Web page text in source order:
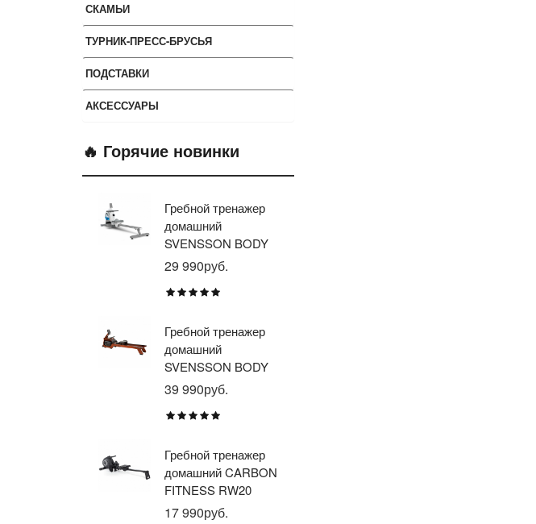
СКАМЬИ
ТУРНИК-ПРЕСС-БРУСЬЯ
ПОДСТАВКИ
АКСЕССУАРЫ
🔥 Горячие новинки
Гребной тренажер
домашний
SVENSSON BODY
LABS WHEELO
29 990руб.
Гребной тренажер
домашний
SVENSSON BODY
LABS WAVERUN
39 990руб.
Гребной тренажер
домашний CARBON
FITNESS RW20
17 990руб.